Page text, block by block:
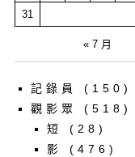
31
« 7 月
記錄員
(150)
觀影眾
(518)
短
(28)
影
(476)